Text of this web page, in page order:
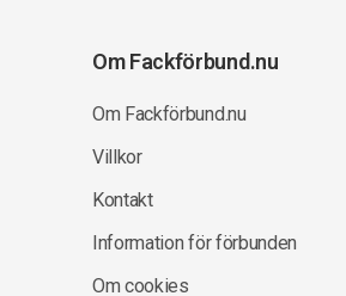
Om Fackförbund.nu
Om Fackförbund.nu
Villkor
Kontakt
Information för förbunden
Om cookies